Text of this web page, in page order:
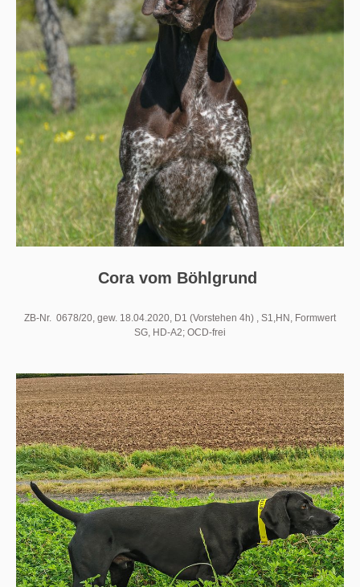
Cora vom Böhlgrund
ZB-Nr. 0678/20, gew. 18.04.2020, D1 (Vorstehen 4h) , S1,HN, Formwert
SG, HD-A2; OCD-frei